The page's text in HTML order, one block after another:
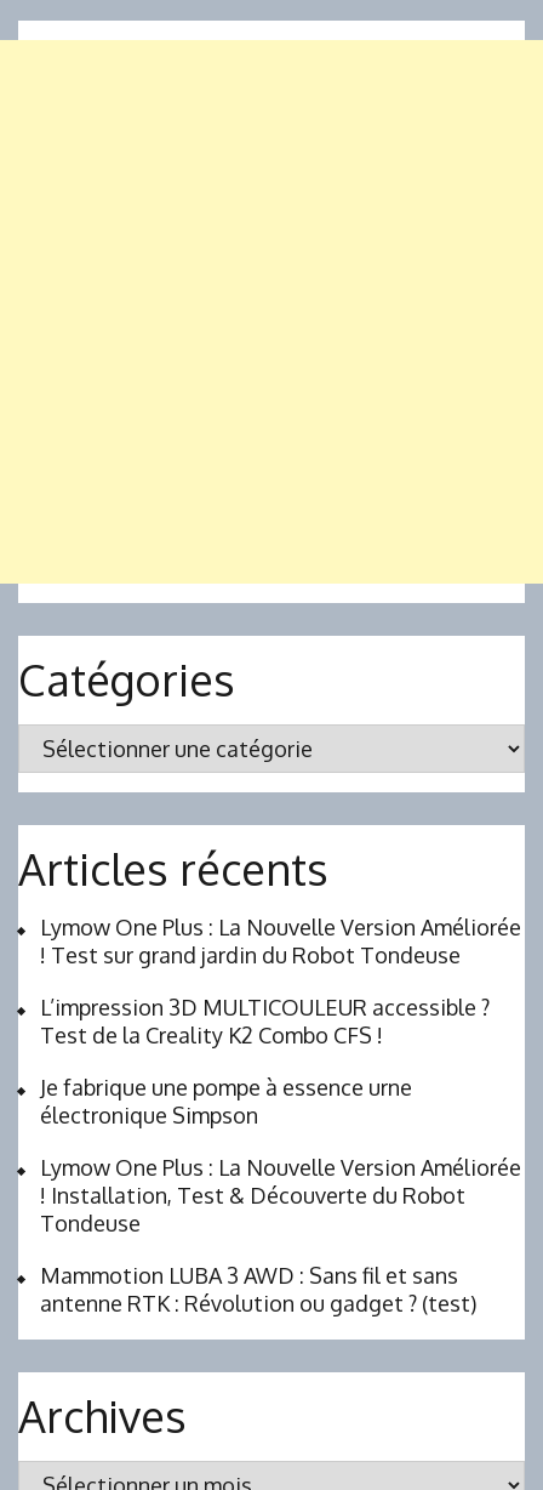
Catégories
Catégories
Articles récents
Lymow One Plus : La Nouvelle Version Améliorée
! Test sur grand jardin du Robot Tondeuse
L’impression 3D MULTICOULEUR accessible ?
Test de la Creality K2 Combo CFS !
Je fabrique une pompe à essence urne
électronique Simpson
Lymow One Plus : La Nouvelle Version Améliorée
! Installation, Test & Découverte du Robot
Tondeuse
Mammotion LUBA 3 AWD : Sans fil et sans
antenne RTK : Révolution ou gadget ? (test)
Archives
Archives